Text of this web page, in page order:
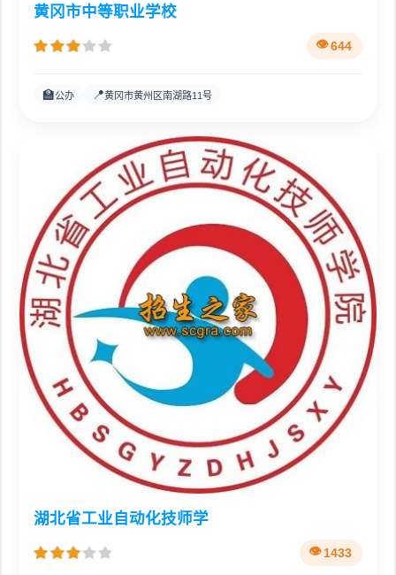
黄冈市中等职业学校
644
🏫公办 📍黄冈市黄州区南湖路11号
湖北省工业自动化技师学
1433